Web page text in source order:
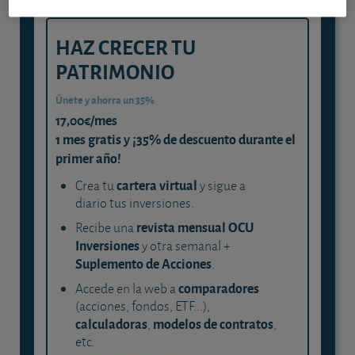
HAZ CRECER TU
PATRIMONIO
Únete y ahorra un 35%
17,00€/mes
1 mes gratis y ¡35% de descuento durante el
primer año!
Crea tucartera virtualy sigue a
diario tus inversiones.
Recibe unarevista mensual OCU
Inversionesy otra semanal +
Suplemento de Acciones.
Accede en la web acomparadores
(acciones, fondos, ETF...),
calculadoras, modelos de contratos,
etc.